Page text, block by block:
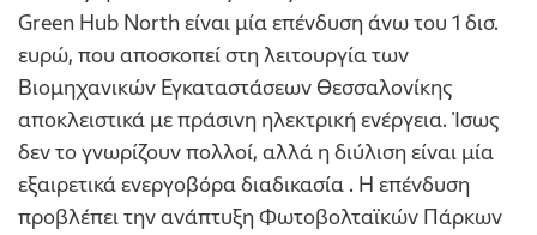
Green Hub North είναι μία επένδυση άνω του 1 δισ.
ευρώ, που αποσκοπεί στη λειτουργία των
Βιομηχανικών Εγκαταστάσεων Θεσσαλονίκης
αποκλειστικά με πράσινη ηλεκτρική ενέργεια. Ίσως
δεν το γνωρίζουν πολλοί, αλλά η διύλιση είναι μία
εξαιρετικά ενεργοβόρα διαδικασία . Η επένδυση
προβλέπει την ανάπτυξη Φωτοβολταϊκών Πάρκων